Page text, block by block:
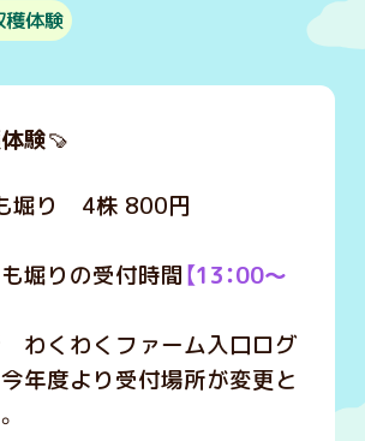
穫体験
験🍠
も堀り 4株 800円
堀りの受付時間 【13：00～
くわくファーム入口ログ
度より受付場所が変更と